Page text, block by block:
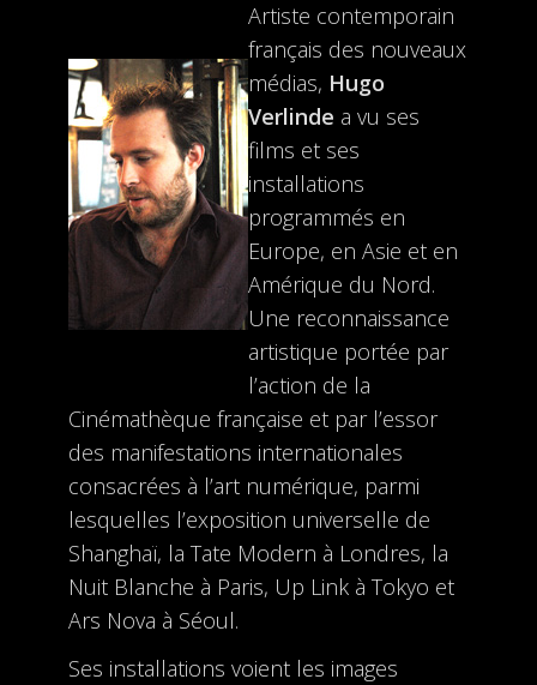
Artiste contemporain
français des nouveaux
médias, Hugo
Verlinde a vu ses
films et ses
installations
programmés en
Europe, en Asie et en
Amérique du Nord.
Une reconnaissance
artistique portée par
l’action de la
Cinémathèque française et par l’essor
des manifestations internationales
consacrées à l’art numérique, parmi
lesquelles l’exposition universelle de
Shanghaï, la Tate Modern à Londres, la
Nuit Blanche à Paris, Up Link à Tokyo et
Ars Nova à Séoul.
Ses installations voient les images